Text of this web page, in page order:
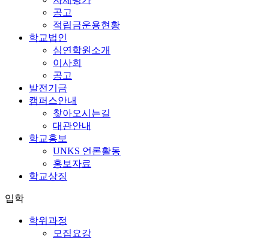
공고
적립금운용현황
학교법인
심연학원소개
이사회
공고
발전기금
캠퍼스안내
찾아오시는길
대관안내
학교홍보
UNKS 언론활동
홍보자료
학교상징
입학
학위과정
모집요강